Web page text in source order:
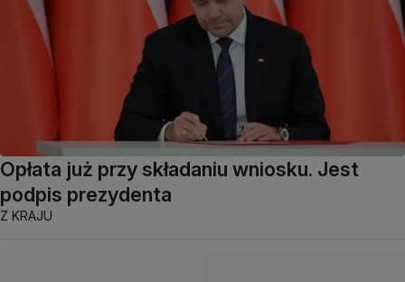
Opłata już przy składaniu wniosku. Jest
podpis prezydenta
Z KRAJU